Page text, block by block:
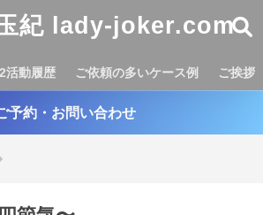
紀 lady-joker.com
活動履歴 ご依頼の多いケース例 ご挨拶
予約・お問い合わせ